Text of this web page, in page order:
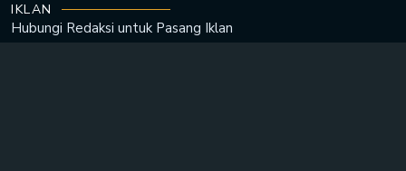
IKLAN
Hubungi Redaksi untuk Pasang Iklan